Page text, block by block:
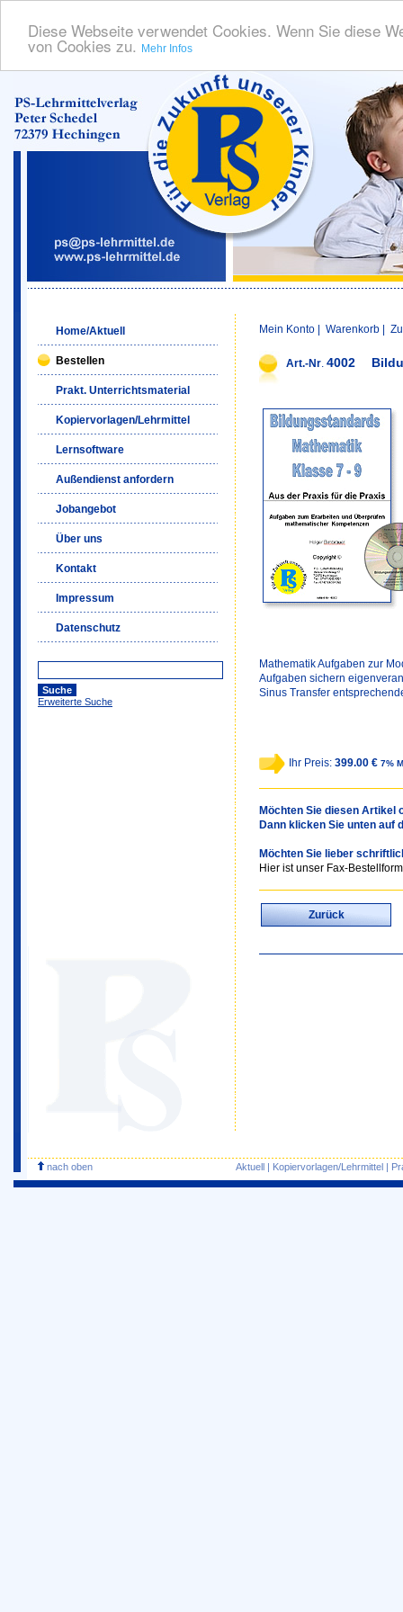
Diese Webseite verwendet Cookies. Wenn Sie diese
von Cookies zu. Mehr Infos
Home/Aktuell
Bestellen
Prakt. Unterrichtsmaterial
Kopiervorlagen/Lehrmittel
Lernsoftware
Außendienst anfordern
Jobangebot
Über uns
Kontakt
Impressum
Datenschutz
Erweiterte Suche
Mein Konto Warenkorb
Art.-Nr. 4002
Mathematik Aufgaben zur
Aufgaben sichern
Sinus Transfer
Ihr Preis: 399.00 € 7%
Möchten Sie diesen Artikel
Dann klicken Sie unten auf
Möchten Sie lieber
Hier ist unser Fax-
Zurück
nach oben Aktuell | Kopiervorlagen/Lehrmittel |